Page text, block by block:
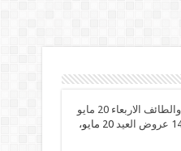
عروض بن داود مكة والمدينة والطائف الاربعاء 20 مايو
20 مايو،